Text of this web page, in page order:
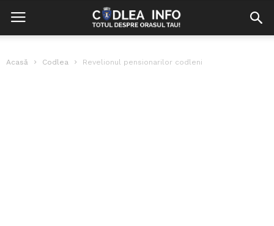
Acasă Codlea Revelionul pensionarilor codleni